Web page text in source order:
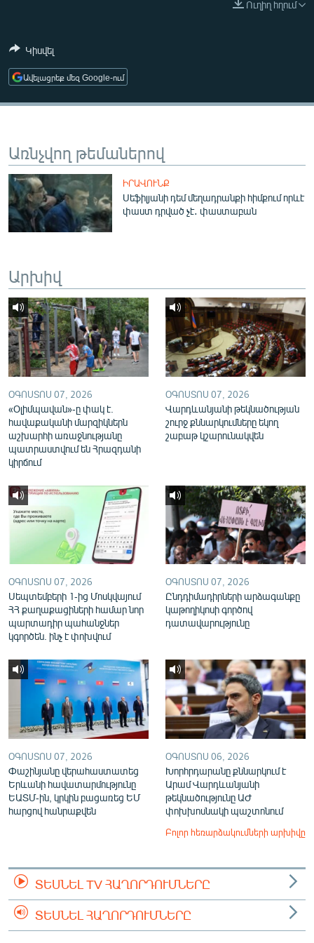
ՄԵԿՆԱԲԱՆՈՒԹՅՈՒՆ
ԱՐԽԻՎ
ՏԵՍԱՆՅՈՒԹԵՐ
ԲԱՆԱՎԵՃ
Հայերեն
English
Русский
ՀԵՏԵՎԵՔ ՄԵԶ
«Ազատության» բոլոր կայքերը
Ուղիղ հղում
Կիսվել
Ավելացրեք մեզ Google-ում
Առնչվող թեմաներով
ԻՐԱՎՈՒՆՔ
Սեֆիլյանի դեմ մեղադրանքի հիմքում որևէ
փաստ դրված չէ․ փաստաբան
Արխիվ
ՕԳՈՍՏՈՍ 07, 2026
«Օլիմպավան»-ը փակ է.
հավաքականի մարզիկներն
աշխարհի առաջնությանը
պատրաստվում են Հրազդանի
կիրճում
ՕԳՈՍՏՈՍ 07, 2026
Վարդևանյանի թեկնածության
շուրջ քննարկումները եկող
շաբաթ կշարունակվեն
ՕԳՈՍՏՈՍ 07, 2026
Սեպտեմբերի 1-ից Մոսկվայում
ՀՀ քաղաքացիների համար նոր
պարտադիր պահանջներ
կգործեն. ինչ է փոխվում
ՕԳՈՍՏՈՍ 07, 2026
Ընդդիմադիրների արձագանքը
կաթողիկոսի գործով
դատավարությունը
ՕԳՈՍՏՈՍ 07, 2026
Փաշինյանը վերահաստատեց
Երևանի հավատարմությունը
ԵԱՏՄ-ին, կրկին բացառեց ԵՄ
հարցով հանրաքվեն
ՕԳՈՍՏՈՍ 06, 2026
Խորհրդարանը քննարկում է
Արամ Վարդևանյանի
թեկնածությունը ԱԺ
փոխխոսնակի պաշտոնում
Բոլոր հեռարձակումների արխիվը
ՏԵՍՆԵԼ TV ՀԱՂՈՐԴՈՒՄՆԵՐԸ
ՏԵՍՆԵԼ ՀԱՂՈՐԴՈՒՄՆԵՐԸ